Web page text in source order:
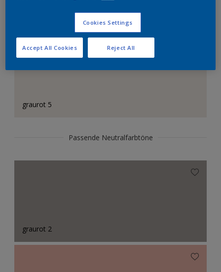
Das perfekte Weiß
graurot 5
Passende Neutralfarbtöne
graurot 2
Cookies Settings
Reject All
Accept All Cookies